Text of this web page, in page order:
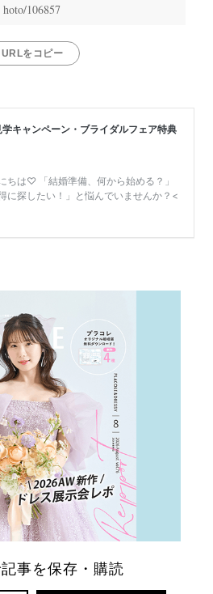
hoto/106857
URLをコピー
事を保存・購読